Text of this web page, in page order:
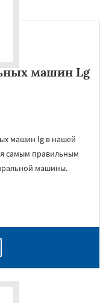
машин Lg
машин lg в нашей
самым правильным
машины.